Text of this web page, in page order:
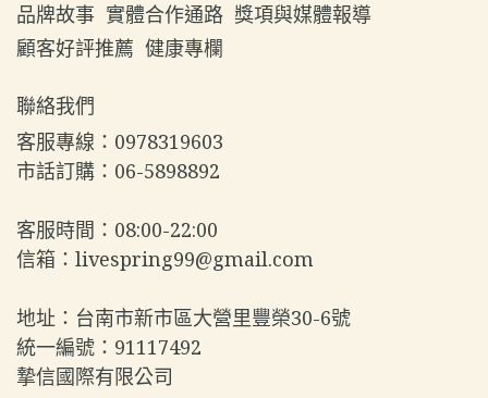
品牌故事 實體合作通路 獎項與媒體報導
顧客好評推薦 健康專欄
聯絡我們
客服專線：0978319603
市話訂購：06-5898892
客服時間：08:00-22:00
信箱：livespring99@gmail.com
地址：台南市新市區大營里豐榮30-6號
統一編號：91117492
摯信國際有限公司